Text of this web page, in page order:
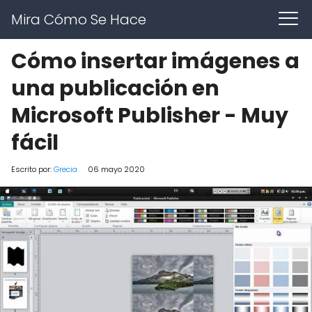
Mira Cómo Se Hace
Cómo insertar imágenes a
una publicación en
Microsoft Publisher - Muy
fácil
Escrito por:Grecia 06 mayo 2020